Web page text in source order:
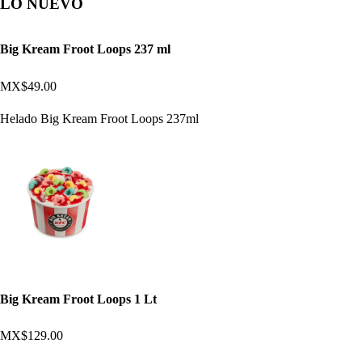
LO NUEVO
Big Kream Froot Loops 237 ml
MX$49.00
Helado Big Kream Froot Loops 237ml
Big Kream Froot Loops 1 Lt
MX$129.00